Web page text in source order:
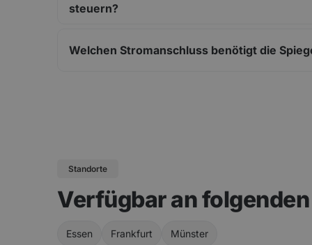
steuern?
Welchen Stromanschluss benötigt die
Standorte
Verfügbar an folgenden
Essen Frankfurt Münster